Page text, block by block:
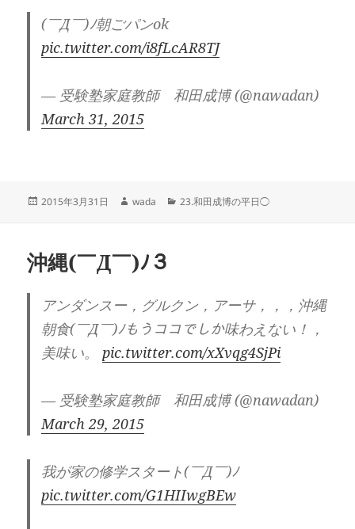
(￣Д￣)ﾉ朝ごパンok
pic.twitter.com/i8fLcAR8TJ
— 受験塾家庭教師 和田成博 (@nawadan)
March 31, 2015
投
2015年3月31日
作
wada
カ
23.和田成博の平日◯
沖縄(￣Д￣)ﾉ３
アンダンスー，グルクン，アーサ，，，沖縄
朝食(￣Д￣)ﾉもうココでしか味わえない！，
美味い。pic.twitter.com/xXvqg4SjPi
— 受験塾家庭教師 和田成博 (@nawadan)
March 29, 2015
我が家の修学スタート(￣Д￣)ﾉ
pic.twitter.com/G1HIIwgBEw